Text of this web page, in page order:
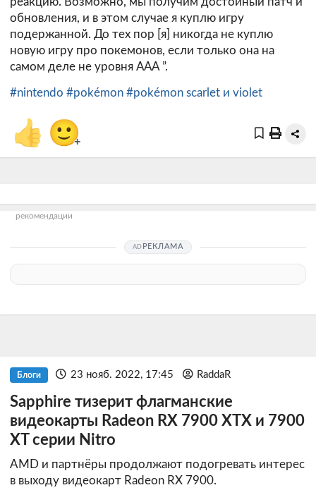
обновления, и в этом случае я куплю игру
подержанной. До тех пор [я] никогда не куплю
новую игру про покемонов, если только она на
самом деле не уровня ААА ”.
#nintendo #pokémon #pokémon scarlet и violet
👍 🙂+
рекомендации
РЕКЛАМА
Блоги 23 нояб. 2022, 17:45 RaddaR
Sapphire тизерит флагманские
видеокарты Radeon RX 7900 XTX и 7900
XT серии Nitro
AMD и партнёры продолжают подогревать интерес
в выходу видеокарт Radeon RX 7900.